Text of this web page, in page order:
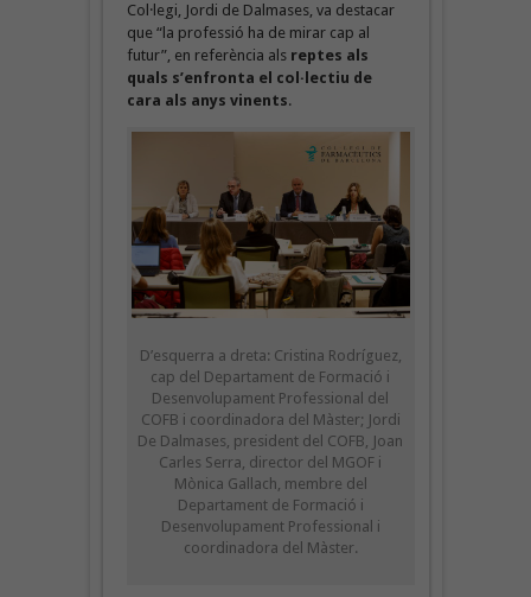
Col·legi, Jordi de Dalmases, va destacar
que “la professió ha de mirar cap al
futur”, en referència als reptes als
quals s’enfronta el col·lectiu de
cara als anys vinents.
D’esquerra a dreta: Cristina Rodríguez,
cap del Departament de Formació i
Desenvolupament Professional del
COFB i coordinadora del Màster; Jordi
De Dalmases, president del COFB, Joan
Carles Serra, director del MGOF i
Mònica Gallach, membre del
Departament de Formació i
Desenvolupament Professional i
coordinadora del Màster.